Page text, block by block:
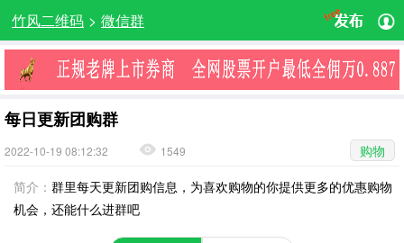
竹风二维码 > 微信群
每日更新团购群
2022-10-19 08:12:32 1549
购物
简介： 群里每天更新团购信息，为喜欢购物的你提供更多的优惠购物
机会，还能什么进群吧